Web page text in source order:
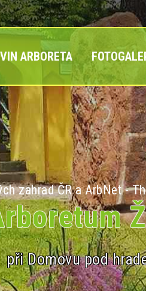
ARBORETA
zahrad ČR a ArbNet -
při Domovu pod